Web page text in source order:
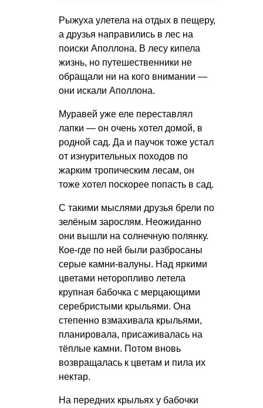
Рыжуха улетела на отдых в пещеру,
а друзья направились в лес на
поиски Аполлона. В лесу кипела
жизнь, но путешественники не
обращали ни на кого внимании —
они искали Аполлона.
Муравей уже еле переставлял
лапки — он очень хотел домой, в
родной сад. Да и паучок тоже устал
от изнурительных походов по
жарким тропическим лесам, он
тоже хотел поскорее попасть в сад.
С такими мыслями друзья брели по
зелёным зарослям. Неожиданно
они вышли на солнечную полянку.
Кое-где по ней были разбросаны
серые камни-валуны. Над яркими
цветами неторопливо летела
крупная бабочка с мерцающими
серебристыми крыльями. Она
степенно взмахивала крыльями,
планировала, присаживалась на
тёплые камни. Потом вновь
возвращалась к цветам и пила их
нектар.
На передних крыльях у бабочки